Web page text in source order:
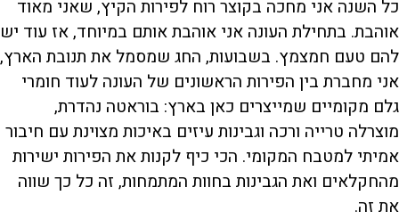
כל השנה אני מחכה בקוצר רוח לפירות הקיץ, שאני מאוד
אוהבת. בתחילת העונה אני אוהבת אותם במיוחד, אז עוד יש
להם טעם חמצמץ. בשבועות, החג שמסמל את תנובת הארץ,
אני מחברת בין הפירות הראשונים של העונה לעוד חומרי
גלם מקומיים שמייצרים כאן בארץ: בוראטה נהדרת,
מוצרלה טרייה ורכה וגבינות עיזים באיכות מצוינת עם חיבור
אמיתי למטבח המקומי. הכי כיף לקנות את הפירות ישירות
מהחקלאים ואת הגבינות בחוות המתמחות, זה כל כך שווה
את זה.